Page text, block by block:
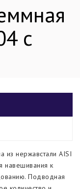
с
из нержавстали AISI
навешивания к
Подводная